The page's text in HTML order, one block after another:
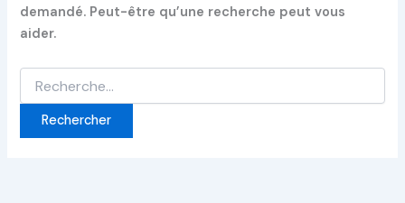
demandé. Peut-être qu’une recherche peut vous
aider.